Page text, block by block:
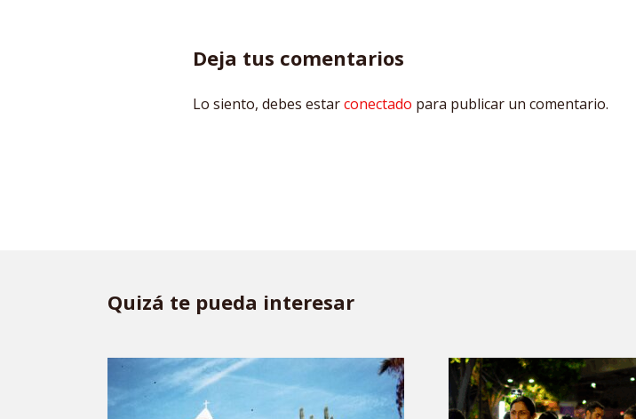
Deja tus comentarios
Lo siento, debes estarconectado para publicar un comentario.
Quizá te pueda interesar